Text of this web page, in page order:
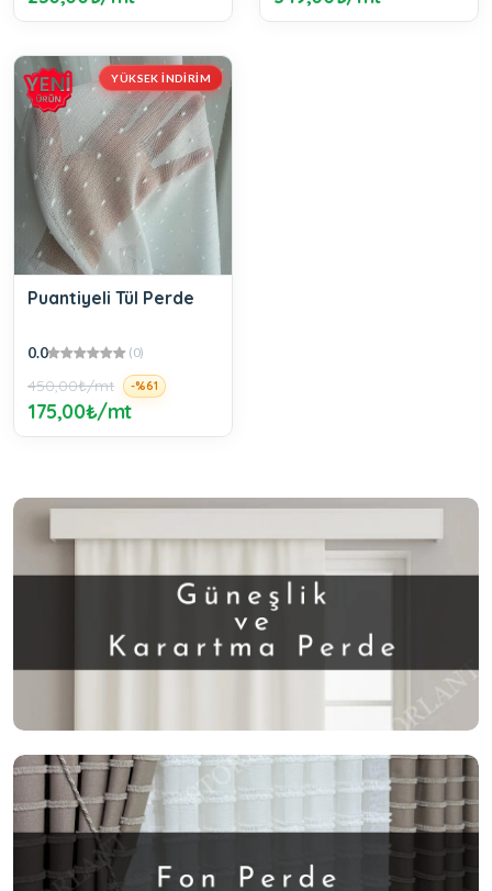
YÜKSEK İNDIRIM
Puantiyeli Tül Perde
0.0 (0)
450,00₺/mt -%61
175,00₺/mt